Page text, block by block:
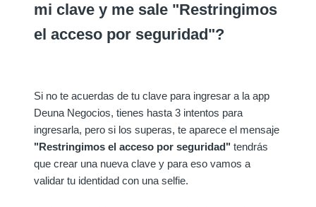
mi clave y me sale "Restringimos
el acceso por seguridad"?
Si no te acuerdas de tu clave para ingresar a la app
Deuna Negocios, tienes hasta 3 intentos para
ingresarla, pero si los superas, te aparece el mensaje
"Restringimos el acceso por seguridad" tendrás
que crear una nueva clave y para eso vamos a
validar tu identidad con una selfie.